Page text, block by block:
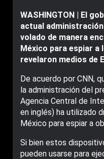
WASHINGTON | El
actual
volado de manera
México para espiar a
revelaron medios de
De acuerdo por CNN,
la administración del
Agencia Central de
en inglés) ha utilizado
México para espiar a
Si bien estos
pueden usarse para